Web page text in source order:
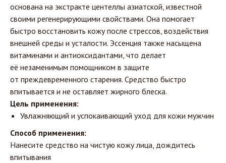
основана на экстракте центеллы азиатской, известной
своими регенерирующими свойствами. Она помогает
быстро восстановить кожу после стрессов, воздействия
внешней среды и усталости. Эссенция также насыщена
витаминами и антиоксидантами, что делает
её незаменимым помощником в защите
от преждевременного старения. Средство быстро
впитывается и не оставляет жирного блеска.
Цель применения:
Увлажняющий и успокаивающий уход для кожи мужчин
Способ применения:
Нанесите средство на чистую кожу лица, дождитесь
впитывания